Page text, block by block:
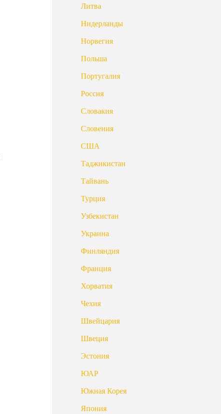
Литва
Нидерланды
Норвегия
Польша
Португалия
Россия
Словакия
Словения
США
Таджикистан
Тайвань
Турция
Узбекистан
Украина
Финляндия
Франция
Хорватия
Чехия
Швейцария
Швеция
Эстония
ЮАР
Южная Корея
Япония